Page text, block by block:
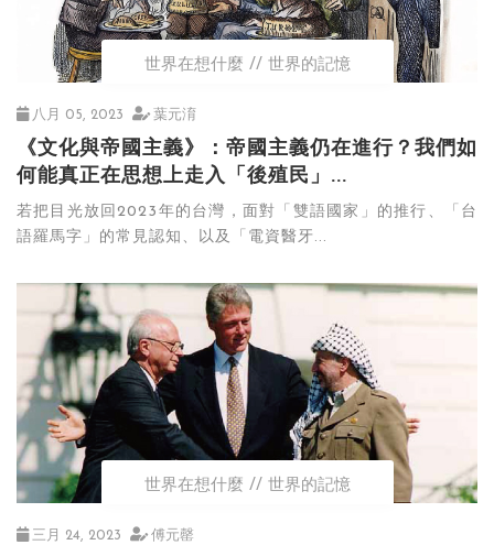
世界在想什麼 世界的記憶
八月 05, 2023 葉元淯
《文化與帝國主義》：帝國主義仍在進行？我們如
何能真正在思想上走入「後殖民」...
若把目光放回2023年的台灣，面對「雙語國家」的推行、「台
語羅馬字」的常見認知、以及「電資醫牙...
世界在想什麼 世界的記憶
三月 24, 2023 傅元罄